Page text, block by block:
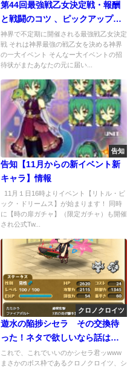
第44回最強戦乙女決定戦・報酬
と戦闘のコツ 、ピックアップガ
チャ考察
神界で不定期に開催される最強戦乙女決定
戦 それは神界最強の戦乙女を決める神界
の一大イベント そんなー大イベントの招
待状がまたあなたの元に届い...
告知
告知【11月からの新イベント新
キャラ】情報
11月１日16時よりイベント【リトル・ビ
ック・ドリームス】が始まります！ 同時
に【時の扉ガチャ】（限定ガチャ）も開催
され公式Tw...
クロノクロイツ
遊水の陥捗シセラ その交換待
った！ネタで欲しいなら話は別
だぞ！
これで、これでいいのかシセラ君ッwww
まさかのボス枠であるクロノクロイツ、シ